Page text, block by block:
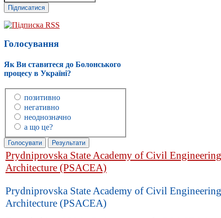
Підписка RSS
Голосування
Як Ви ставитеся до Болонського
процесу в Україні?
позитивно
негативно
неоднозначно
а що це?
Prydniprovska State Academy of Civil
Architecture (PSACEA)
Prydniprovska State Academy of Civil
Architecture (PSACEA)